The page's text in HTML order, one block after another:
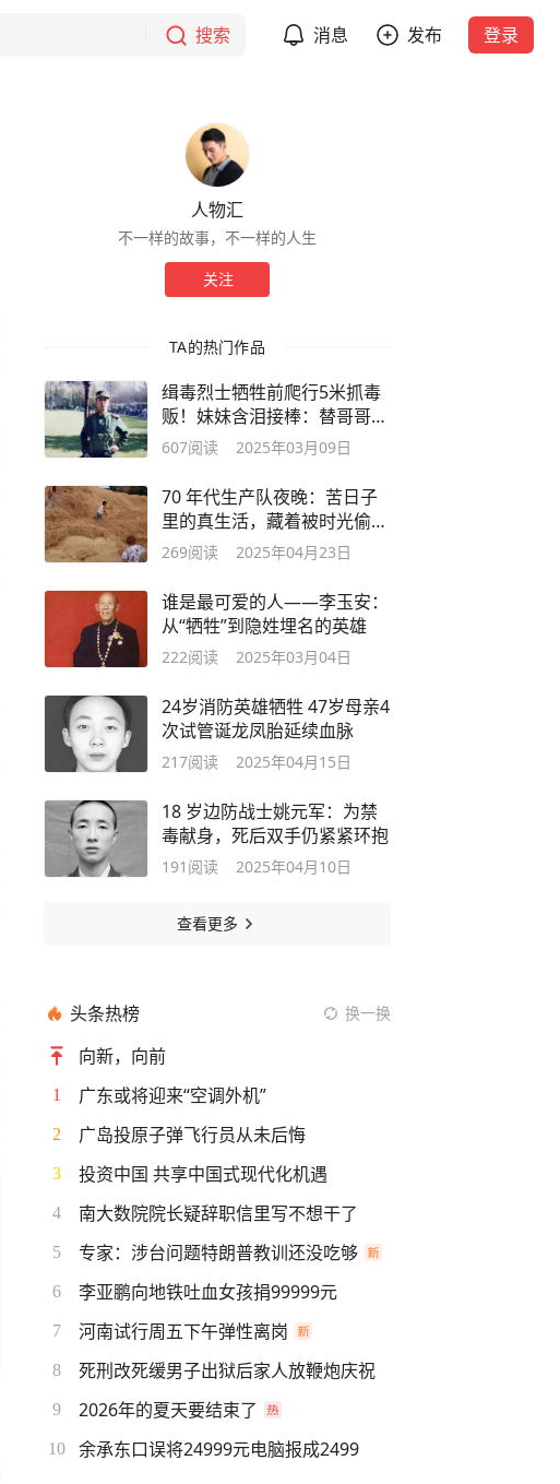
搜索 消息 发布 登录
人物汇
不一样的故事，不一样的人生
关注
TA的热门作品
缉毒烈士牺牲前爬行5米抓毒
贩！妹妹含泪接棒：替哥哥守
边境
607阅读 2025年03月09日
70 年代生产队夜晚：苦日子
里的真生活，藏着被时光偷走
的烟火气
269阅读 2025年04月23日
谁是最可爱的人——李玉安：
从“牺牲”到隐姓埋名的英雄
222阅读 2025年03月04日
24岁消防英雄牺牲 47岁母亲4
次试管诞龙凤胎延续血脉
217阅读 2025年04月15日
18 岁边防战士姚元军：为禁
毒献身，死后双手仍紧紧环抱
191 阅读 2025年04月10日
查看更多
头条热榜 换一换
向新，向前
1 广东或将迎来“空调外机”
2 广岛投原子弹飞行员从未后悔
3 投资中国 共享中国式现代化机遇
4 南大数院院长疑辞职信里写不想干了
5 专家：涉台问题特朗普教训还没吃够
6 李亚鹏向地铁吐血女孩捐99999元
7 河南试行周五下午弹性离岗
8 死刑改死缓男子出狱后家人放鞭炮庆祝
9 2026年的夏天要结束了
10 余承东口误将24999元电脑报成2499